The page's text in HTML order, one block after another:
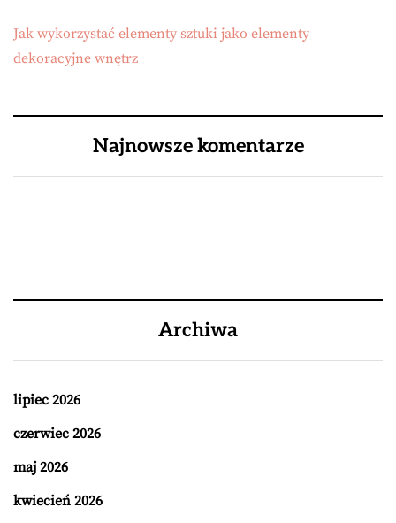
Jak wykorzystać elementy sztuki jako elementy
dekoracyjne wnętrz
Najnowsze komentarze
Archiwa
lipiec 2026
czerwiec 2026
maj 2026
kwiecień 2026